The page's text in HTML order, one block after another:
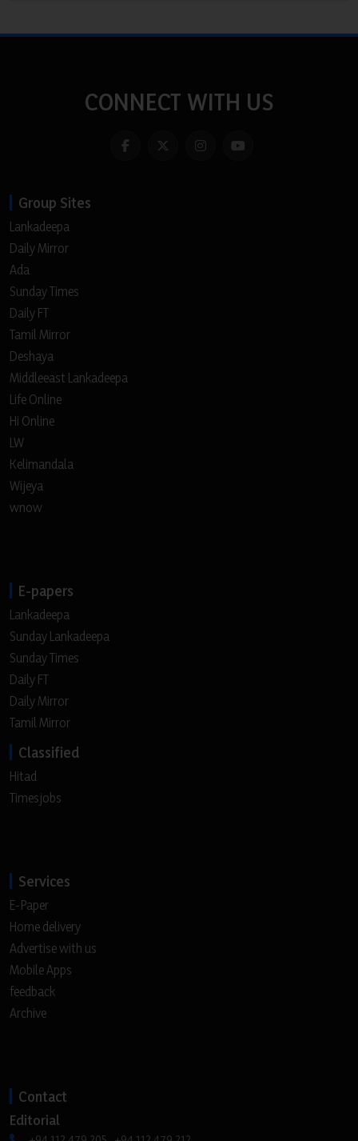
CONNECT WITH US
Group Sites
Lankadeepa
Daily Mirror
Ada
Sunday Times
Daily FT
Tamil Mirror
Deshaya
Middleeast Lankadeepa
Life Online
Hi Online
LW
Kelimandala
Wijeya
wnow
E-papers
Lankadeepa
Sunday Lankadeepa
Sunday Times
Daily FT
Daily Mirror
Tamil Mirror
Classified
Hitad
Timesjobs
Services
E-Paper
Home delivery
Advertise with us
Mobile Apps
feedback
Archive
Contact
Editorial